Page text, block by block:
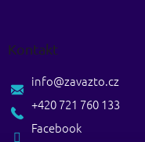
Kontakt
info@zavazto.cz
+420 721 760 133
Facebook